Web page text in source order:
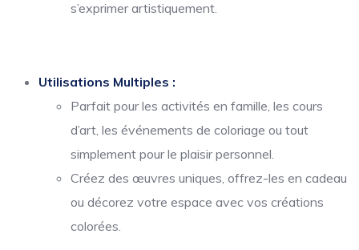
s’exprimer artistiquement.
Utilisations Multiples :
Parfait pour les activités en famille, les cours
d’art, les événements de coloriage ou tout
simplement pour le plaisir personnel.
Créez des œuvres uniques, offrez-les en cadeau
ou décorez votre espace avec vos créations
colorées.